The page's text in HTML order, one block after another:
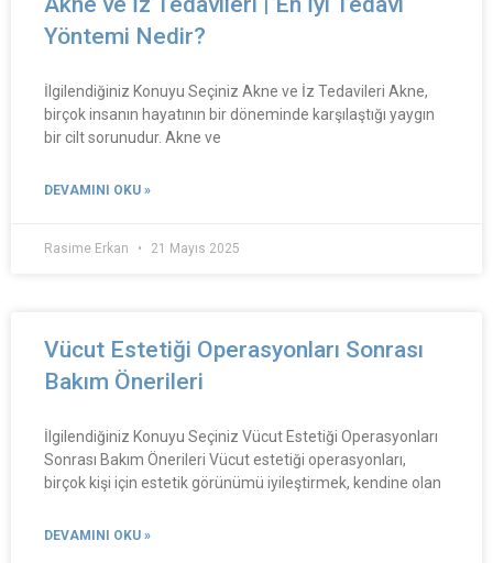
Yöntemi Nedir?
İlgilendiğiniz Konuyu Seçiniz Akne ve İz Tedavileri Akne,
birçok insanın hayatının bir döneminde karşılaştığı yaygın
bir cilt sorunudur. Akne ve
DEVAMINI OKU »
Rasime Erkan 21 Mayıs 2025
Vücut Estetiği Operasyonları Sonrası
Bakım Önerileri
İlgilendiğiniz Konuyu Seçiniz Vücut Estetiği Operasyonları
Sonrası Bakım Önerileri Vücut estetiği operasyonları,
birçok kişi için estetik görünümü iyileştirmek, kendine olan
DEVAMINI OKU »